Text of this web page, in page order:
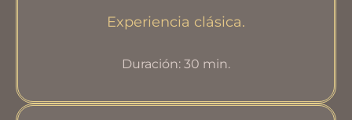
Experiencia clásica.
Duración: 30 min.